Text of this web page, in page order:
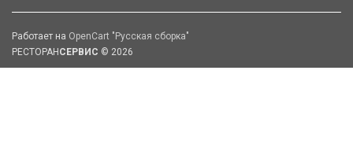
Работает на OpenCart "Русская сборка"
РЕСТОРАН СЕРВИС © 2026